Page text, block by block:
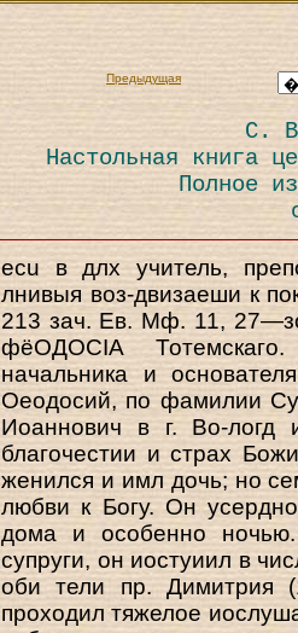
Предыдущая
С.
Настольная книга
Полное
ecu в длх учитель,
лнивыя воз-двизаеши к
213 зач. Ев. Мф. 11,
фёОДОСІА
начальника и
Оеодосий, по фамилии
Иоаннович в г. Во-логд
благочестии и страх
женился и имл дочь; но
любви к Богу. Он
дома и особенно
супруги, он иостуиил в
оби тели пр. Димитрия
проходил тяжелое